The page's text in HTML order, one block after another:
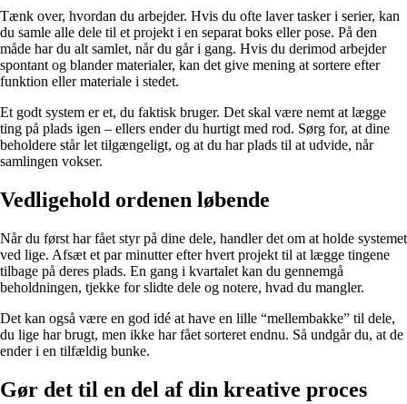
Tænk over, hvordan du arbejder. Hvis du ofte laver tasker i serier, kan
du samle alle dele til et projekt i en separat boks eller pose. På den
måde har du alt samlet, når du går i gang. Hvis du derimod arbejder
spontant og blander materialer, kan det give mening at sortere efter
funktion eller materiale i stedet.
Et godt system er et, du faktisk bruger. Det skal være nemt at lægge
ting på plads igen – ellers ender du hurtigt med rod. Sørg for, at dine
beholdere står let tilgængeligt, og at du har plads til at udvide, når
samlingen vokser.
Vedligehold ordenen løbende
Når du først har fået styr på dine dele, handler det om at holde systemet
ved lige. Afsæt et par minutter efter hvert projekt til at lægge tingene
tilbage på deres plads. En gang i kvartalet kan du gennemgå
beholdningen, tjekke for slidte dele og notere, hvad du mangler.
Det kan også være en god idé at have en lille “mellembakke” til dele,
du lige har brugt, men ikke har fået sorteret endnu. Så undgår du, at de
ender i en tilfældig bunke.
Gør det til en del af din kreative proces